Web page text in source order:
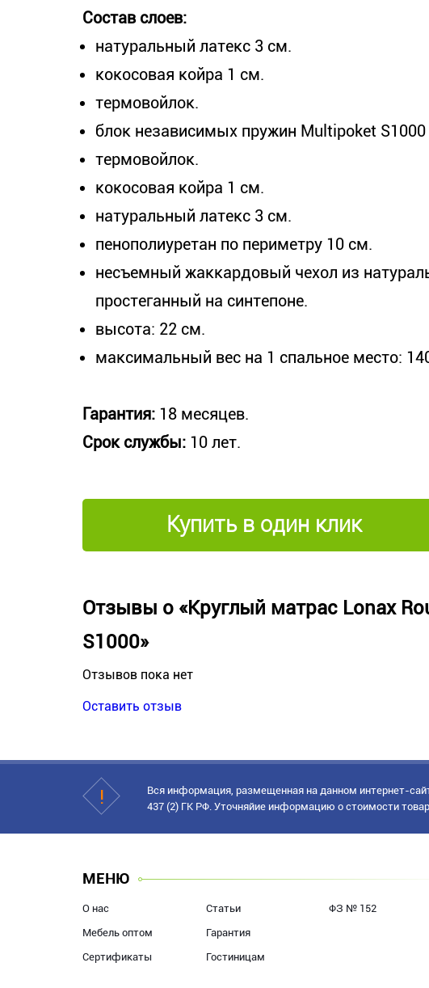
Состав слоев:
натуральный латекс 3 см.
кокосовая койра 1 см.
термовойлок.
блок независимых пружин Multipoket
термовойлок.
кокосовая койра 1 см.
натуральный латекс 3 см.
пенополиуретан по периметру 10 см.
несъемный жаккардовый чехол из
простеганный на синтепоне.
высота: 22 см.
максимальный вес на 1 спальное место:
Гарантия: 18 месяцев.
Срок службы: 10 лет.
Купить в один клик
Отзывы о «Круглый матрас Lonax
S1000»
Отзывов пока нет
Оставить отзыв
Вся информация, размещенная на данном интернет-
437 (2) ГК РФ. Уточняйие информацию о стоимости
МЕНЮ
О нас
Мебель оптом
Сертификаты
Статьи
Гарантия
Гостиницам
ФЗ № 152